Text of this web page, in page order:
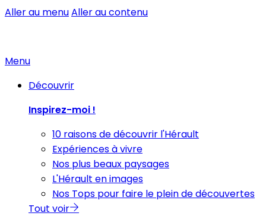
Aller au menuAller au contenu
Menu
Découvrir
Inspirez-moi !
10 raisons de découvrir l'Hérault
Expériences à vivre
Nos plus beaux paysages
L'Hérault en images
Nos Tops pour faire le plein de découvertes
Tout voir